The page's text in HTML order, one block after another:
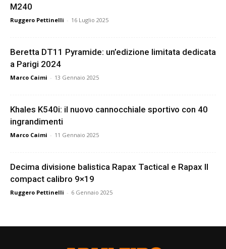
M240
Ruggero Pettinelli - 16 Luglio 2025
Beretta DT11 Pyramide: un’edizione limitata dedicata
a Parigi 2024
Marco Caimi - 13 Gennaio 2025
Khales K540i: il nuovo cannocchiale sportivo con 40
ingrandimenti
Marco Caimi - 11 Gennaio 2025
Decima divisione balistica Rapax Tactical e Rapax II
compact calibro 9×19
Ruggero Pettinelli - 6 Gennaio 2025